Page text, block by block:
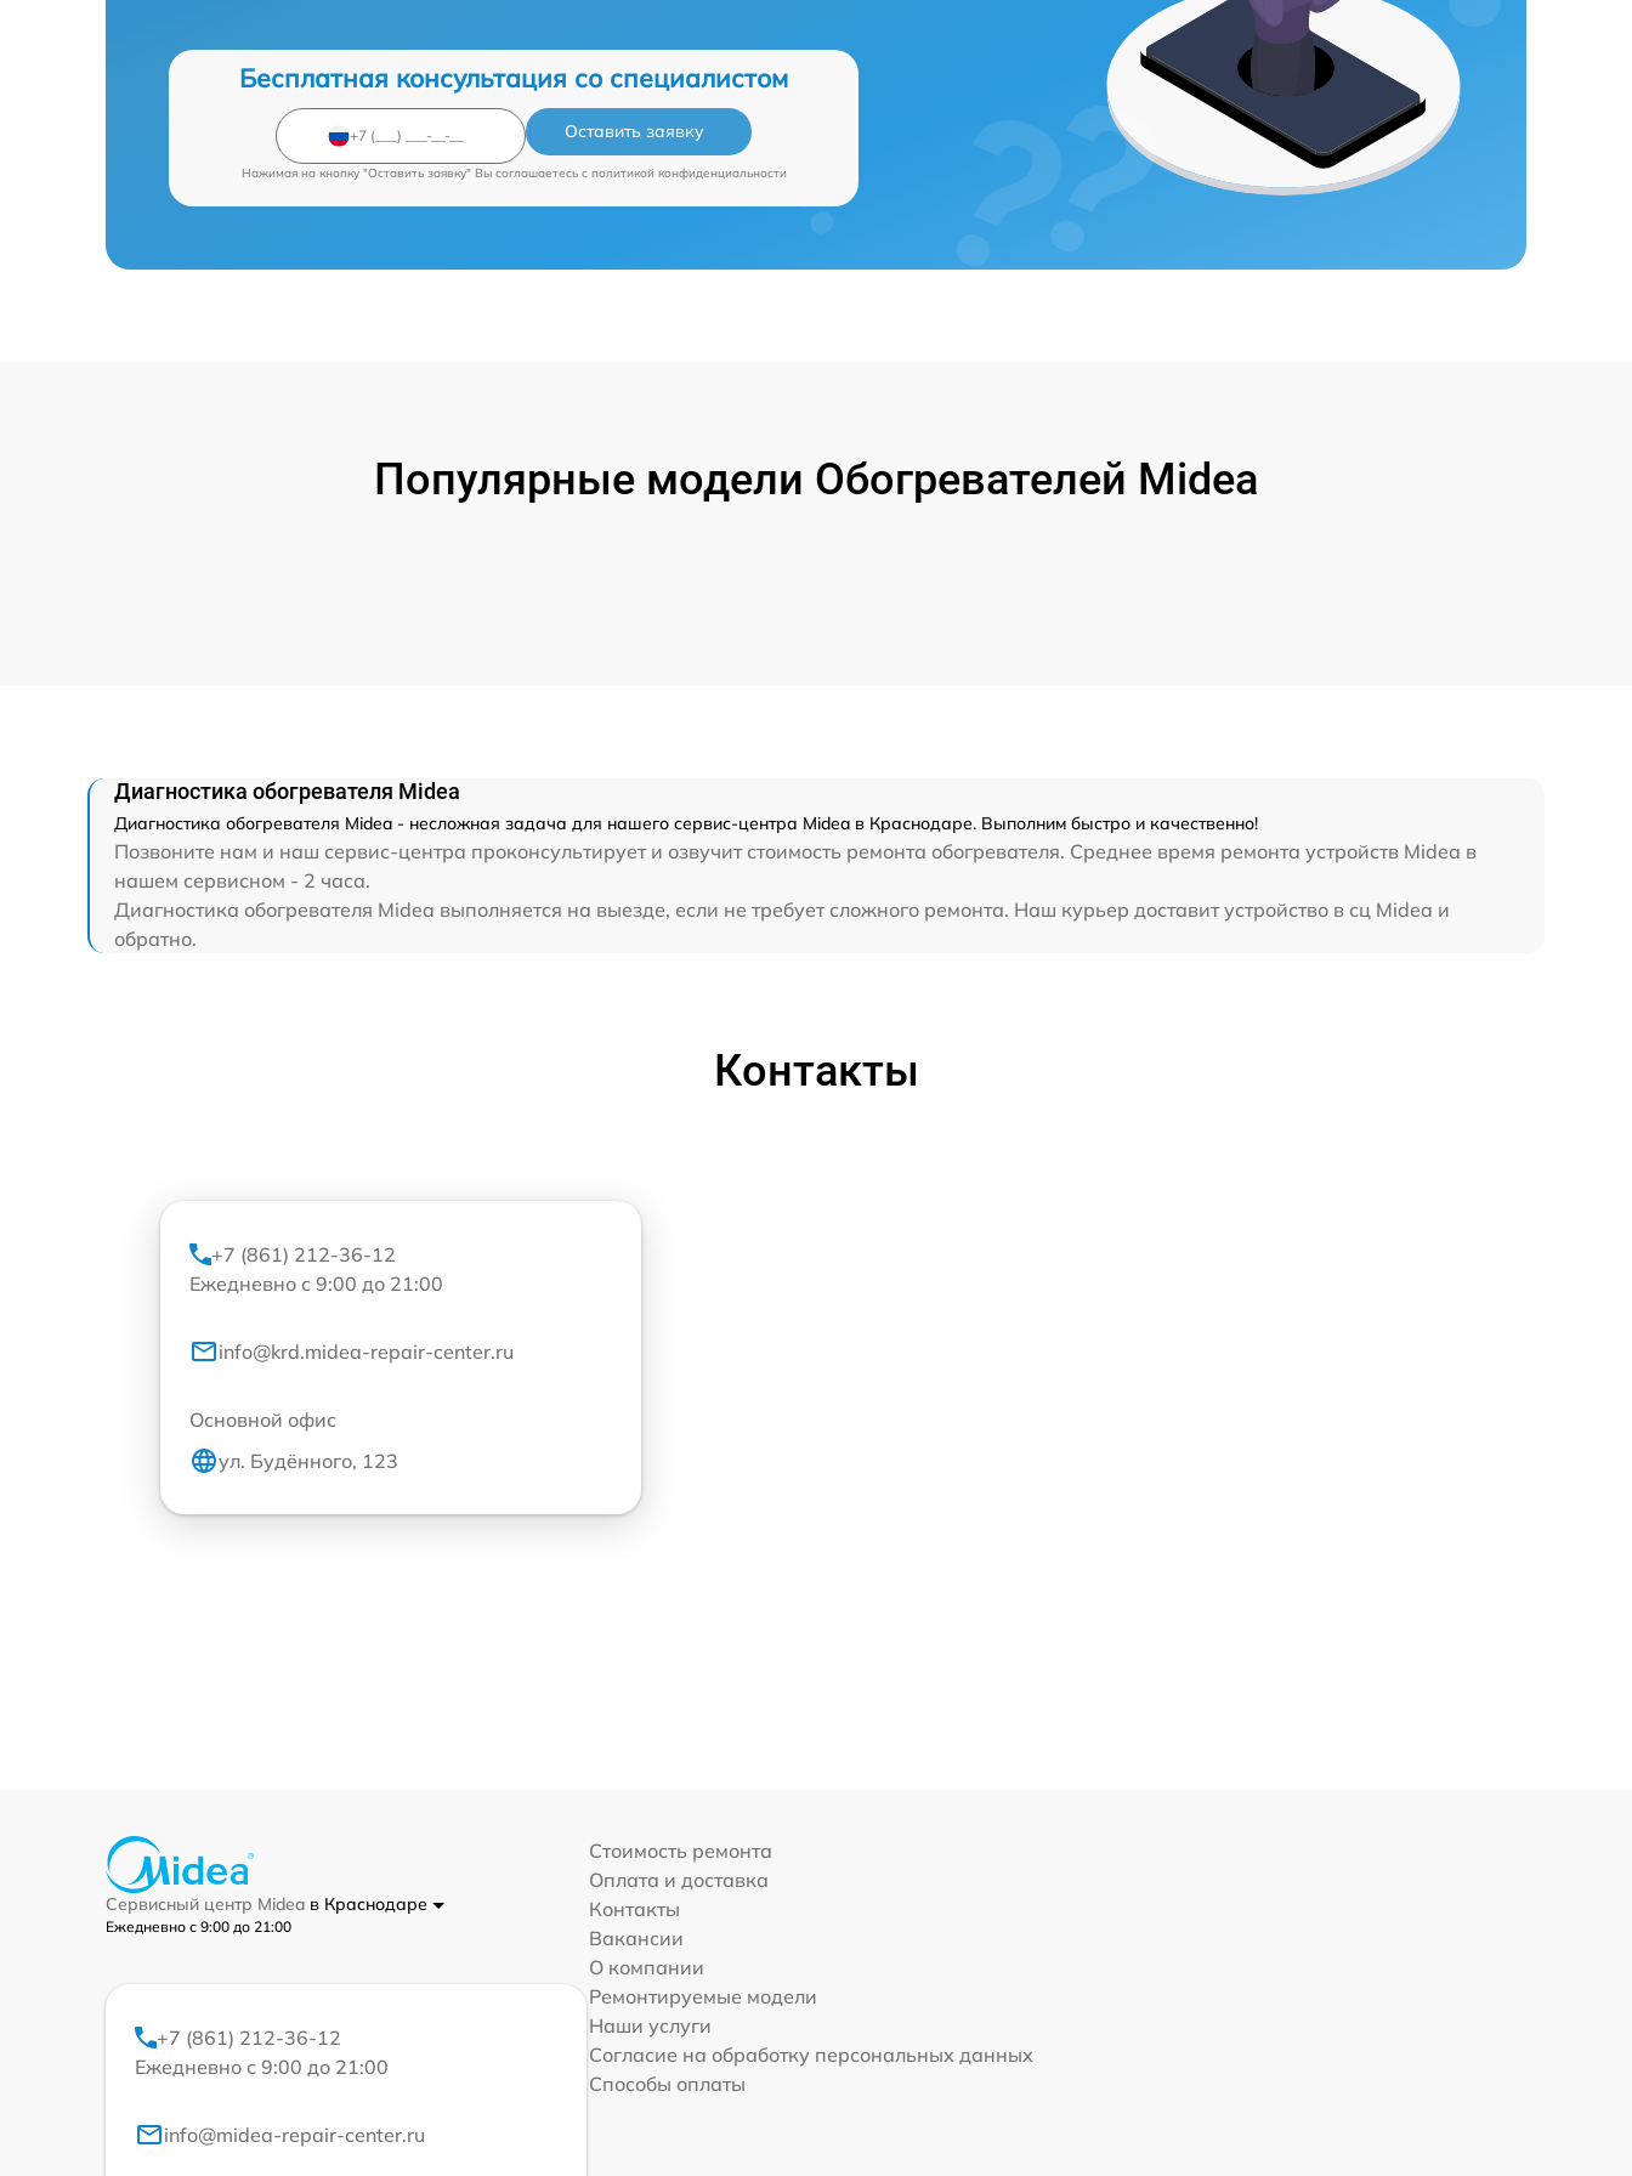
Бесплатная консультация со специалистом
Оставить заявку
Нажимая на кнопку "Оставить заявку" Вы соглашаетесь c политикой конфиденциальности
Популярные модели Обогревателей Midea
Диагностика обогревателя Midea
Диагностика обогревателя Midea - несложная задача для нашего сервис-центра Midea в Краснодаре. Выполним быстро и качественно!
Позвоните нам и наш сервис-центра проконсультирует и озвучит стоимость ремонта обогревателя. Среднее время ремонта устройств Midea в
нашем сервисном - 2 часа.
Диагностика обогревателя Midea выполняется на выезде, если не требует сложного ремонта. Наш курьер доставит устройство в сц Midea и
обратно.
Контакты
+7 (861) 212-36-12
Ежедневно с 9:00 до 21:00
info@krd.midea-repair-center.ru
Основной офис
ул. Будённого, 123
Сервисный центр Midea в Краснодаре
Ежедневно с 9:00 до 21:00
+7 (861) 212-36-12
Ежедневно с 9:00 до 21:00
info@midea-repair-center.ru
Стоимость ремонта
Оплата и доставка
Контакты
Вакансии
О компании
Ремонтируемые модели
Наши услуги
Согласие на обработку персональных данных
Способы оплаты